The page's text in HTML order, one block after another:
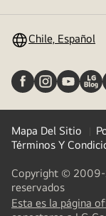
Chile, Español
Mapa Del Sitio
Términos Y
Copyright © 2009-
reservados
Esta es la página